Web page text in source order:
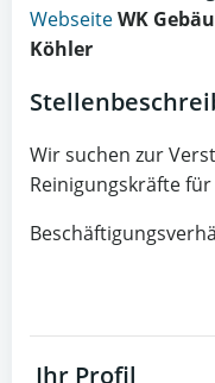
WebseiteWK
Köhler
Wir suchen zur
Reinigungskräfte
Ihr Profil